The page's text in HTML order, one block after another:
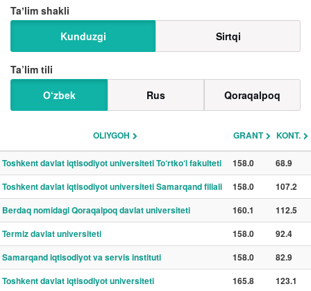
Taʼlim shakli
Kunduzgi
Sirtqi
Ta’lim tili
O‘zbek
Rus Qoraqalpoq
OLIYGOH GRANT KONT.
Toshkent davlat iqtisodiyot universiteti To‘rtko‘l fakulteti 158.0
68.9
Toshkent davlat iqtisodiyot universiteti Samarqand filiali
158.0
107.2
Berdaq nomidagi Qoraqalpoq davlat universiteti
160.1
112.5
Termiz davlat universiteti
158.0
92.4
Samarqand iqtisodiyot va servis instituti
158.0
82.9
Toshkent davlat iqtisodiyot universiteti
165.8
123.1